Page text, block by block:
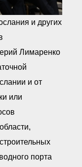
и других
Лимаренко
и от
или
порта